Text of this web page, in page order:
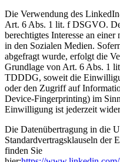
Die Verwendung des
Art. 6 Abs. 1 lit. f DSGVO.
berechtigtes Interesse an
in den Sozialen Medien.
abgefragt wurde, erfolgt die
Grundlage von Art. 6 Abs. 1
TDDDG, soweit die
oder den Zugriff auf
Device-Fingerprinting) im
Einwilligung ist jederzeit
Die Datenübertragung in die
Standardvertragsklauseln der
finden Sie